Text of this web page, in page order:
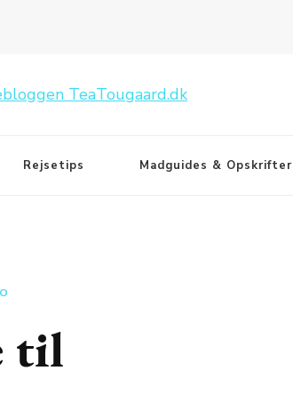
Rejsetips Madguides & Opskrifter
til